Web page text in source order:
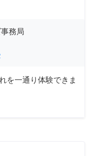
務局
を一通り体験できま